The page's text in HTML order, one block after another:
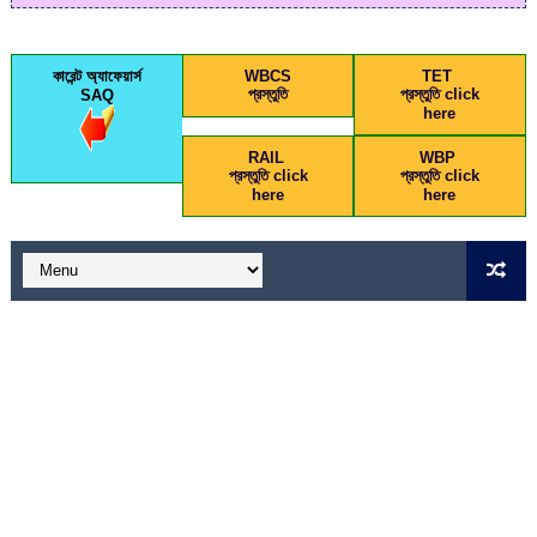
কারেন্ট অ্যাফেয়ার্স
SAQ
WBCS
প্রস্তুতি
TET
প্রস্তুতি click
here
RAIL
প্রস্তুতি click
here
WBP
প্রস্তুতি click
here